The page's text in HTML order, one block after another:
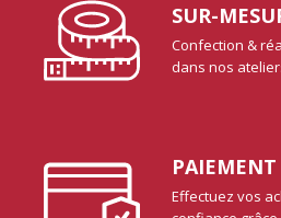
SUR-
Confection &
dans nos
PAIEMENT
Effectuez vos